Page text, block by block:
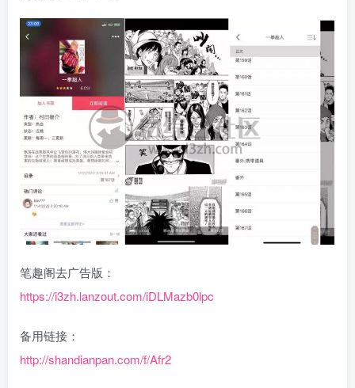
笔趣阁去广告版：
https://i3zh.lanzout.com/iDLMazb0lpc
备用链接：
http://shandianpan.com/f/Afr2